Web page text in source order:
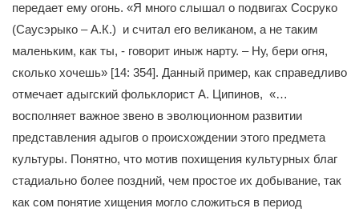
передает ему огонь. «Я много слышал о подвигах Сосруко
(Саусэрыко – А.К.) и считал его великаном, а не таким
маленьким, как ты, - говорит иныж нарту. – Ну, бери огня,
сколько хочешь» [14: 354]. Данный пример, как справедливо
отмечает адыгский фольклорист А. Ципинов, «…
восполняет важное звено в эволюционном развитии
представления адыгов о происхождении этого предмета
культуры. Понятно, что мотив похищения культурных благ
стадиально более поздний, чем простое их добывание, так
как сом понятие хищения могло сложиться в период